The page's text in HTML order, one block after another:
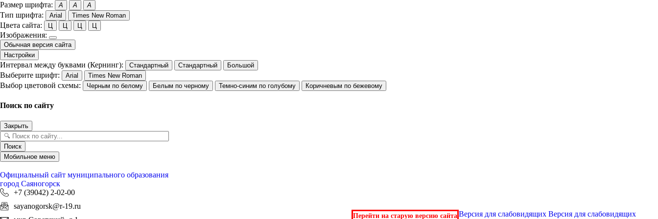
Размер шрифта: A A A
Тип шрифта: Arial Times New Roman
Цвета сайта: Ц Ц Ц Ц
Изображения:
Обычная версия сайта
Настройки
Интервал между буквами (Кернинг): Стандартный Стандартный Большой
Выберите шрифт: Arial Times New Roman
Выбор цветовой схемы: Черным по белому Белым по черному Темно-синим по голубому Коричневым по бежевому
Поиск по сайту
Закрыть
Поиск
Мобильное меню
Официальный сайт муниципального образования
город Саяногорск
+7 (39042) 2-02-00
sayanogorsk@r-19.ru
Перейти на старую версию сайта Версия для слабовидящихВерсия для слабовидящих